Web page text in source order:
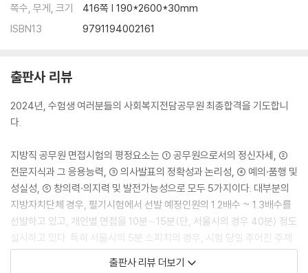
쪽수, 무게, 크기
416쪽 | 190*2600*30mm
ISBN13
9791194002161
출판사 리뷰
2024년, 수험생 여러분들의 사회복지전담공무원 최종합격을 기도합니
다.
지방직 공무원 면접시험의 평정요소는 ① 공무원으로서의 정신자세, ②
전문지식과 그 응용능력, ③ 의사발표의 정확성과 논리성, ④ 예의·품행 및
성실성, ⑤ 창의력·의지력 및 발전가능성으로 모두 5가지이다. 대부분의
지방자치단체 경우, 필기시험에서 선발 예정인원의 1.2배수 ~ 1.3배수를
선발하고 있고, 개인별 면접을 10분∼15분(단, 서울시의 경우 40분) 정도
실시하고 있다. 특히 서울시의 5분 스피치의 경우, 시험 당일 주어진 주제
에 대해 작성하고 이를 면접에서 5분 정도 발표와 질의/응답이 있습니다.
출판사 리뷰 더보기